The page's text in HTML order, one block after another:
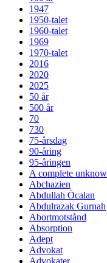
1947
1950-talet
1960-talet
1969
1970-talet
2016
2020
2025
50 år
500 år
70
730
75-årsdag
90-åring
95-åringen
A complete
Abchazien
Abdullah Öcalan
Abdulrazak Gurnah
Abortmotstånd
Absorption
Adept
Advokat
Advokater